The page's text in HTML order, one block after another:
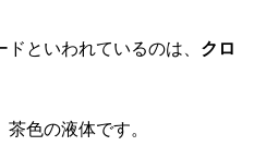
といわれているのは、 クロ
色の液体です。